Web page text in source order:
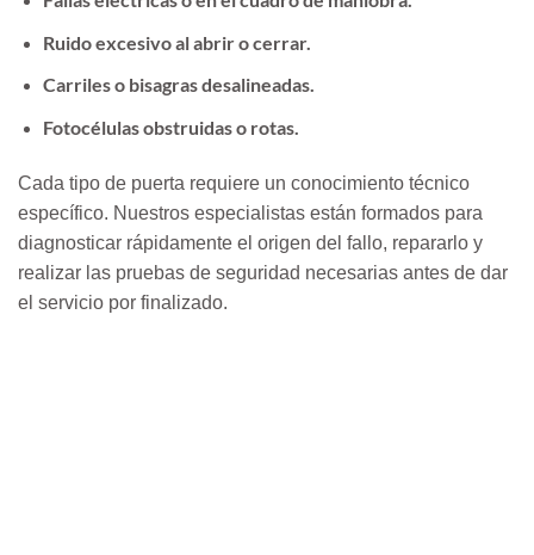
Ruido excesivo al abrir o cerrar.
Carriles o bisagras desalineadas.
Fotocélulas obstruidas o rotas.
Cada tipo de puerta requiere un conocimiento técnico
específico. Nuestros especialistas están formados para
diagnosticar rápidamente el origen del fallo, repararlo y
realizar las pruebas de seguridad necesarias antes de dar
el servicio por finalizado.